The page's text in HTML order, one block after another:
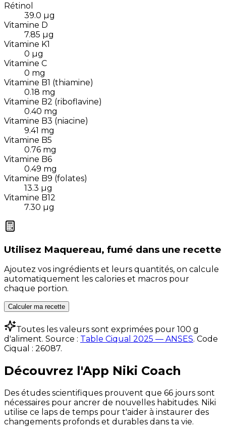
Rétinol
39.0 µg
Vitamine D
7.85 µg
Vitamine K1
0 µg
Vitamine C
0 mg
Vitamine B1 (thiamine)
0.18 mg
Vitamine B2 (riboflavine)
0.40 mg
Vitamine B3 (niacine)
9.41 mg
Vitamine B5
0.76 mg
Vitamine B6
0.49 mg
Vitamine B9 (folates)
13.3 µg
Vitamine B12
7.30 µg
Utilisez Maquereau, fumé dans une recette
Ajoutez vos ingrédients et leurs quantités, on calcule
automatiquement les calories et macros pour
chaque portion.
Calculer ma recette
Toutes les valeurs sont exprimées pour 100 g
d'aliment. Source : Table Ciqual 2025 — ANSES. Code
Ciqual : 26087.
Découvrez l'App Niki Coach
Des études scientifiques prouvent que 66 jours sont
nécessaires pour ancrer de nouvelles habitudes. Niki
utilise ce laps de temps pour t'aider à instaurer des
changements profonds et durables dans ta vie.